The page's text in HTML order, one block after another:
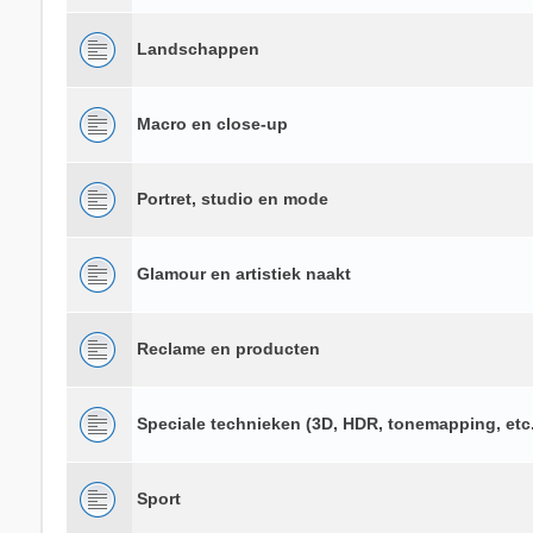
Landschappen
Macro en close-up
Portret, studio en mode
Glamour en artistiek naakt
Reclame en producten
Speciale technieken (3D, HDR, tonemapping,
Sport